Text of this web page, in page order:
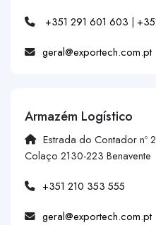
+351 291 601 603 |
geral@exportech.com.pt
Armazém Logístico
Estrada do Contador nº
Colaço 2130-223 Benavente
+351 210 353 555
geral@exportech.com.pt